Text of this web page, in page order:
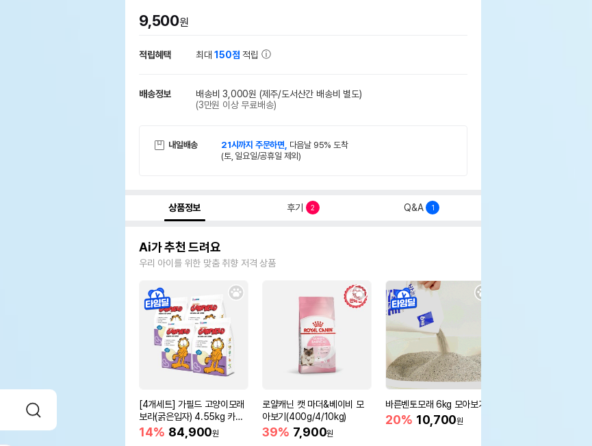
9,500원
적립혜택 최대150점 적립
배송정보 배송비 3,000원 (제주/도서산간 배송비 별도)
(3만원 이상 무료배송)
내일배송 21시까지 주문하면, 다음날 95% 도착
(토, 일요일/공휴일 제외)
상품정보 후기 2 Q&A 1
Ai가 추천 드려요
우리 아이를 위한 맞춤 취향 저격 상품
[4개세트] 가필드 고양이모래
보라(굵은입자) 4.55kg 카사
바모래
14% 84,900원
로얄캐닌 캣 마더&베이비 모
아보기(400g/4/10kg)
39% 7,900원
바른벤토모래 6kg 모아보기
20% 10,700원